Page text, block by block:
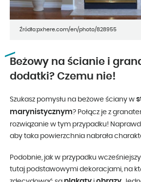
Źródło:pxhere.com/en/photo/828955
Beżowy na ścianie i
dodatki? Czemu nie!
Szukasz pomysłu na beżowe ściany w
marynistycznym? Połącz je z
rozwiązanie w tym przypadku!
aby taka powierzchnia nabrała
Podobnie, jak w przypadku
tutaj podstawowymi dekoracjami, na